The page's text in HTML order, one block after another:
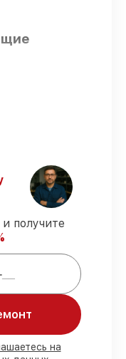
гарантируем
– сервис
E35/W8
со строгим
обязательств.
получите
на